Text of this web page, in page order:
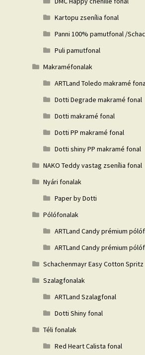
Kartopu zsenília fonal
Panni 100% pamutfonal /
Puli pamutfonal
Makraméfonalak
ARTLand Toledo makramé
Dotti Degrade makramé fonal
Dotti makramé fonal
Dotti PP makramé fonal
Dotti shiny PP makramé fonal
NAKO Teddy vastag zsenília fonal
Nyári fonalak
Paper by Dotti
Pólófonalak
ARTLand Candy prémium
ARTLand Candy prémium
Schachenmayr Easy Cotton Spritz
Szalagfonalak
ARTLand Szalagfonal
Dotti Shiny fonal
Téli fonalak
Red Heart Calista fonal